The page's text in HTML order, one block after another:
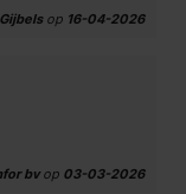
op 16-04-2026
bvop 03-03-2026